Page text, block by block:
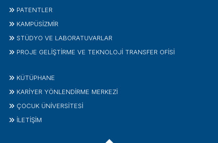
PATENTLER
KAMPÜSİZMIR
STÜDYO VE LABORATUVARLAR
PROJE GELIŞTIRME VE TEKNOLOJI TRANSFER OFISI
KÜTÜPHANE
KARİYER YÖNLENDİRME MERKEZİ
ÇOCUK ÜNIVERSITESI
İLETIŞIM